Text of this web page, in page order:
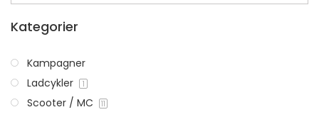
Kategorier
Kampagner
Ladcykler
1
Scooter / MC 11
Centurion Basic Urban 20″ – Lyseblå
4.299,00
kr.